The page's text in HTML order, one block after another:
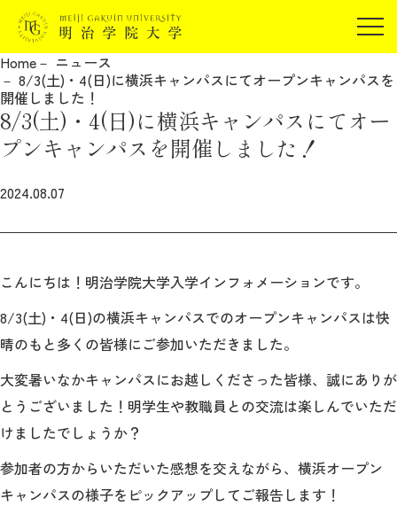
在学生の方
保証人の方
企業・研究者の方
JP EN
卒業生の方
保証人の方
報道関係の方
教育
研究
学生生活
Home
ニュース
8/3(土)・4(日)に横浜キャンパスにてオープンキャンパスを
開催しました！
8/3(土)・4(日)に横浜キャンパスにてオー
プンキャンパスを開催しました！
2024.08.07
こんにちは！明治学院大学入学インフォメーションです。
8/3(土)・4(日)の横浜キャンパスでのオープンキャンパスは快
晴のもと多くの皆様に ご参加いただきました。
大変暑いなかキャンパスにお越しくださった皆様、誠にありが
とうございました！ 明学生や教職員との交流は楽しんでいただ
けましたでしょうか？
参加者の方からいただいた感想を交えながら、横浜オープン
キャンパスの様子をピックアップしてご報告します！